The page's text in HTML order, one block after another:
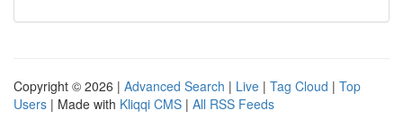
Copyright © 2026 | Advanced Search | Live | Tag Cloud | Top
Users | Made with Kliqqi CMS | All RSS Feeds